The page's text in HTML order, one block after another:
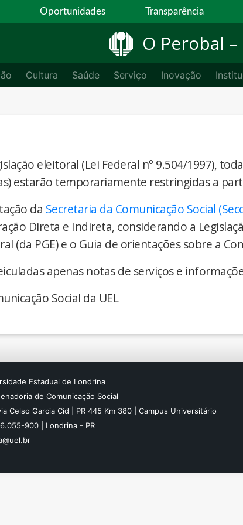
Oportunidades Transparência
O Perobal –
Cultura Saúde Serviço Inovação
eleitoral (Lei Federal nº 9.504/1997),
estarão temporariamente restringidas a
da Secretaria da Comunicação Social
Direta e Indireta, considerando a
(da PGE) e o Guia de orientações sobre a
apenas notas de serviços e
Social da UEL
Estadual de Londrina
de Comunicação Social
Celso Garcia Cid | PR 445 Km 380 | Campus Universitário
900 | Londrina - PR